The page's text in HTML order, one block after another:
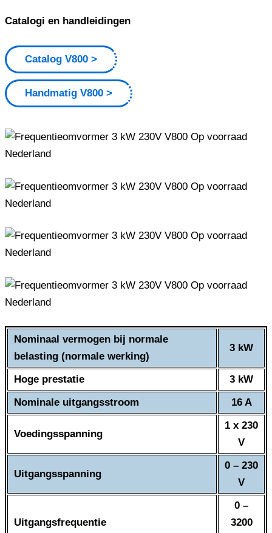
Catalogi en handleidingen
Catalog V800
Handmatig V800
Nominaal vermogen bij normale
belasting (normale werking)
3 kW
Hoge prestatie
3 kW
Nominale uitgangsstroom
16 A
Voedingsspanning
1 x 230
V
Uitgangsspanning
0 – 230
V
Uitgangsfrequentie
0 –
3200